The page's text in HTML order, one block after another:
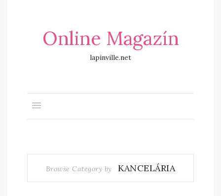
Online Magazín
lapinville.net
Browse Category by KANCELÁRIA